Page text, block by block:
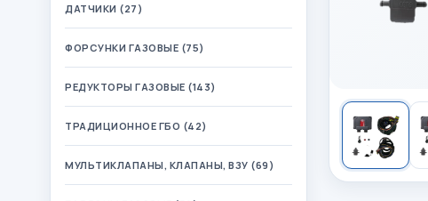
ДАТЧИКИ (27)
ФОРСУНКИ ГАЗОВЫЕ (75)
РЕДУКТОРЫ ГАЗОВЫЕ (143)
ТРАДИЦИОННОЕ ГБО (42)
МУЛЬТИКЛАПАНЫ, КЛАПАНЫ, ВЗУ (69)